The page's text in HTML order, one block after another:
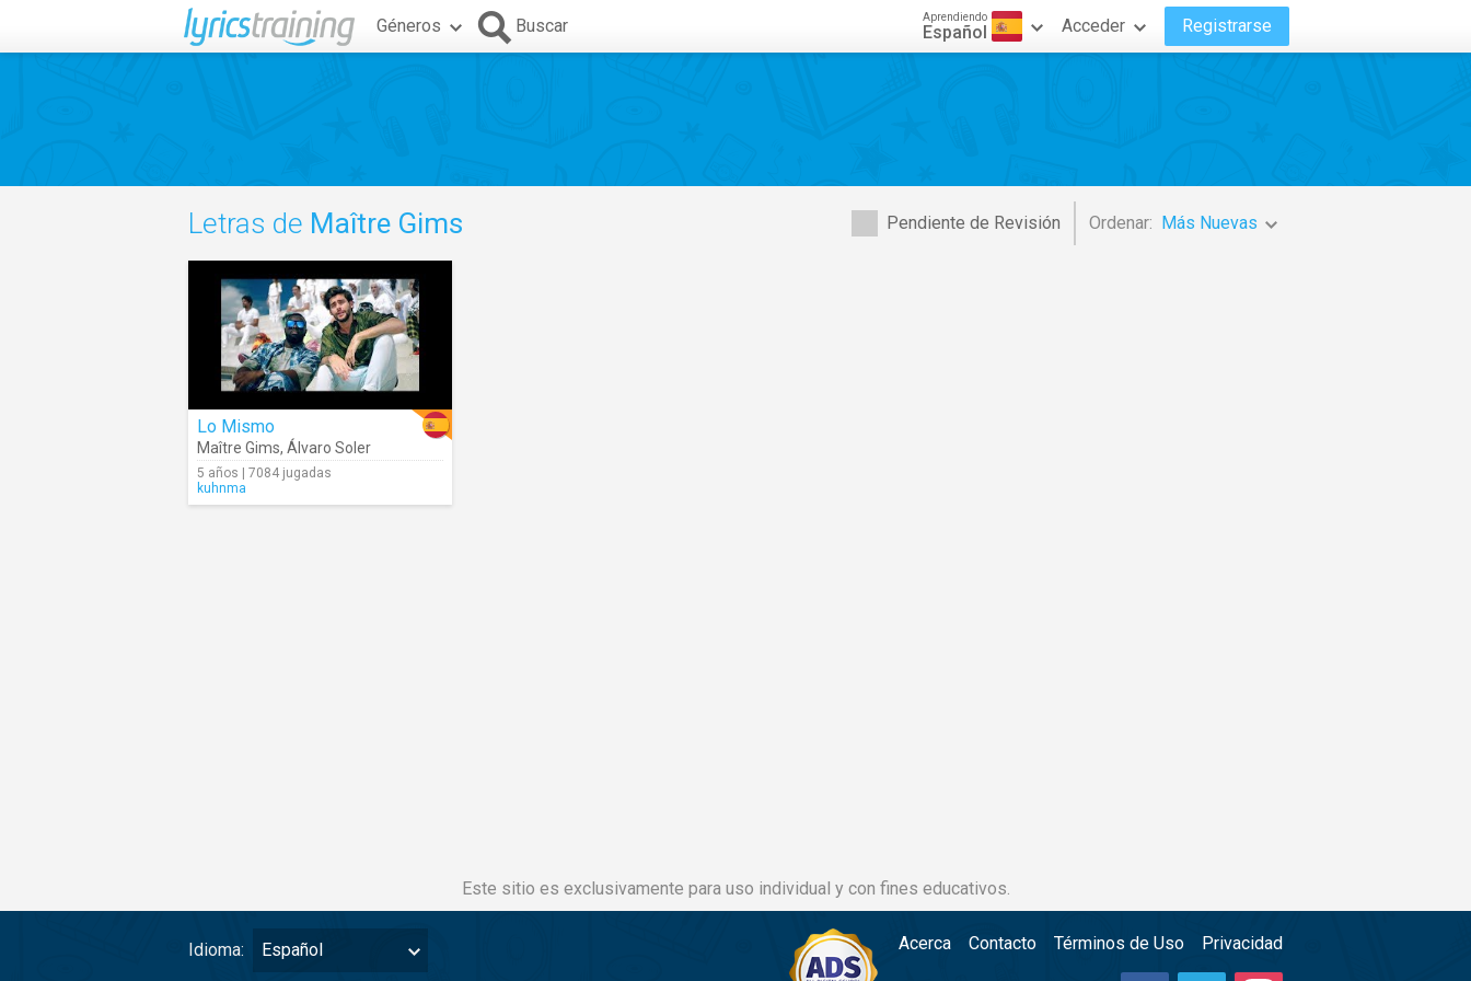
Géneros Buscar Aprendiendo
Español Acceder Registrarse
Pendiente de Revisión Ordenar: Más Nuevas
Letras de Maître Gims
Lo Mismo
Maître Gims, Álvaro Soler
5 años | 7084 jugadas
kuhnma
Este sitio es exclusivamente para uso individual y con fines educativos.
Idioma: Español Acerca Contacto Términos de Uso Privacidad